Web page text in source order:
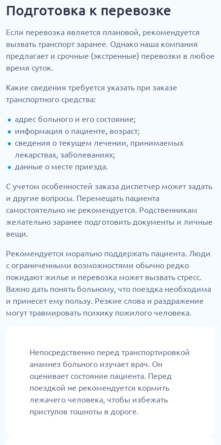
Подготовка к перевозке
Если перевозка является плановой, рекомендуется
вызвать транспорт заранее. Однако наша компания
предлагает и срочные (экстренные) перевозки в любое
время суток.
Какие сведения требуется указать при заказе
транспортного средства:
адрес больного и его состояние;
информация о пациенте, возраст;
сведения о текущем лечении, принимаемых
лекарствах, заболеваниях;
данные о месте приезда.
С учетом особенностей заказа диспетчер может задать
и другие вопросы. Перемещать пациента
самостоятельно не рекомендуется. Родственникам
желательно заранее подготовить документы и личные
вещи.
Рекомендуется морально поддержать пациента. Люди
с ограниченными возможностями обычно редко
покидают жилье и перевозка может вызвать стресс.
Важно дать понять больному, что поездка необходима
и принесет ему пользу. Резкие слова и раздражение
могут травмировать психику пожилого человека.
Непосредственно перед транспортировкой
анамнез больного изучает врач. Он
оценивает состояние пациента. Перед
поездкой не рекомендуется кормить
лежачего человека, чтобы избежать
приступов тошноты в дороге.